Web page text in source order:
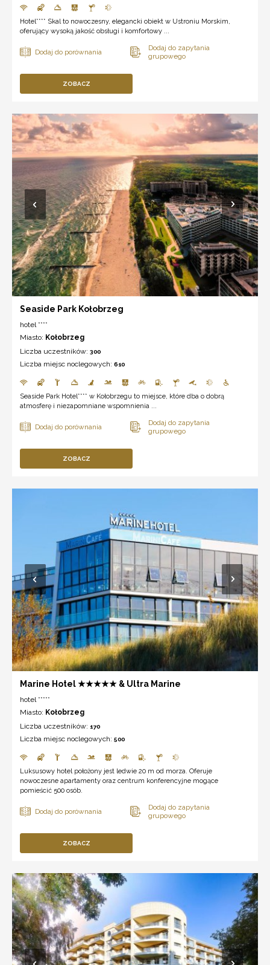
Hotel**** Skal to nowoczesny, elegancki obiekt w Ustroniu Morskim,
oferujący wysoką jakość obsługi i komfortowy ...
ZOBACZ
Seaside Park Kołobrzeg
hotel ****
Miasto: Kołobrzeg
Liczba uczestników: 300
Liczba miejsc noclegowych: 610
Seaside Park Hotel**** w Kołobrzegu to miejsce, które dba o dobrą
atmosferę i niezapomniane wspomnienia ...
ZOBACZ
Marine Hotel ★★★★★ & Ultra Marine
hotel *****
Miasto: Kołobrzeg
Liczba uczestników: 170
Liczba miejsc noclegowych: 500
Luksusowy hotel położony jest ledwie 20 m od morza. Oferuje
nowoczesne apartamenty oraz centrum konferencyjne mogące
pomieścić 500 osób.
ZOBACZ